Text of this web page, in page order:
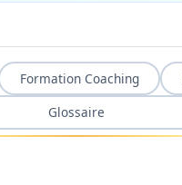
Formation Coaching
Glossaire